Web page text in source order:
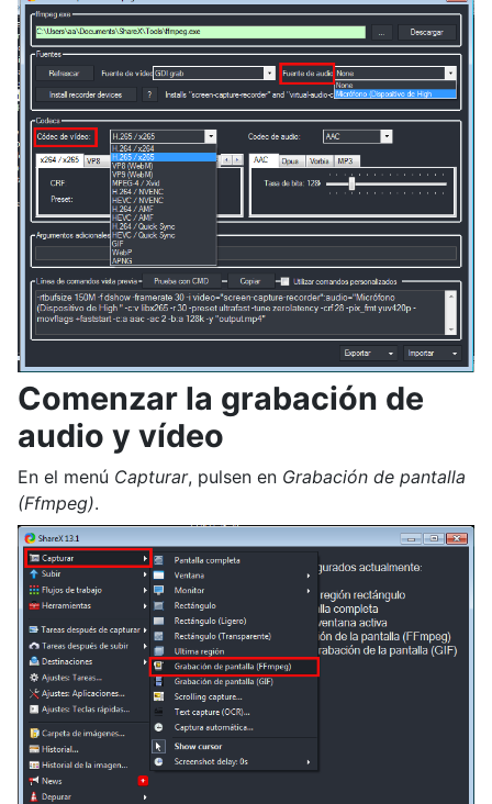
Comenzar la grabación de
audio y vídeo
En el menú Capturar, pulsen en Grabación de pantalla
(Ffmpeg).